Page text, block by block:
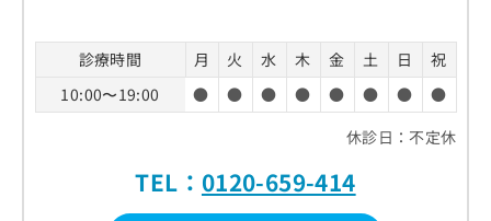
診療時間 月 火 水 木 金 土 日
祝
10:00〜19:00
● ● ● ● ● ● ●
●
休診日：不定休
TEL： 0120-659-414